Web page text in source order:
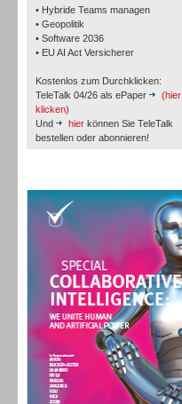
• Hybride Teams managen
• Geopolitik
• Software 2036
• EU AI Act Versicherer
Kostenlos zum Durchklicken:
TeleTalk 04/26 als ePaper
(hier
klicken)
Und
hier können Sie TeleTalk
bestellen oder abonnieren!
Workforce-Management
Personal
Inbound